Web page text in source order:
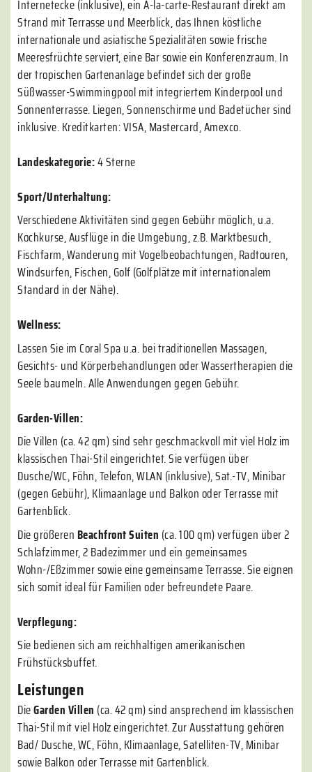
Internetecke (inklusive), ein A-la-carte-Restaurant direkt am
Strand mit Terrasse und Meerblick, das Ihnen köstliche
internationale und asiatische Spezialitäten sowie frische
Meeresfrüchte serviert, eine Bar sowie ein Konferenzraum. In
der tropischen Gartenanlage befindet sich der große
Süßwasser-Swimmingpool mit integriertem Kinderpool und
Sonnenterrasse. Liegen, Sonnenschirme und Badetücher sind
inklusive. Kreditkarten: VISA, Mastercard, Amexco.
Landeskategorie:4 Sterne
Sport/Unterhaltung:
Verschiedene Aktivitäten sind gegen Gebühr möglich, u.a.
Kochkurse, Ausflüge in die Umgebung, z.B. Marktbesuch,
Fischfarm, Wanderung mit Vogelbeobachtungen, Radtouren,
Windsurfen, Fischen, Golf (Golfplätze mit internationalem
Standard in der Nähe).
Wellness:
Lassen Sie im Coral Spa u.a. bei traditionellen Massagen,
Gesichts- und Körperbehandlungen oder Wassertherapien die
Seele baumeln. Alle Anwendungen gegen Gebühr.
Garden-Villen:
Die Villen (ca. 42 qm) sind sehr geschmackvoll mit viel Holz im
klassischen Thai-Stil eingerichtet. Sie verfügen über
Dusche/WC, Föhn, Telefon, WLAN (inklusive), Sat.-TV, Minibar
(gegen Gebühr), Klimaanlage und Balkon oder Terrasse mit
Gartenblick.
Die größerenBeachfront Suiten (ca. 100 qm) verfügen über 2
Schlafzimmer, 2 Badezimmer und ein gemeinsames
Wohn-/Eßzimmer sowie eine gemeinsame Terrasse. Sie eignen
sich somit ideal für Familien oder befreundete Paare.
Verpflegung:
Sie bedienen sich am reichhaltigen amerikanischen
Frühstücksbuffet.
Leistungen
DieGarden Villen (ca. 42 qm) sind ansprechend im klassischen
Thai-Stil mit viel Holz eingerichtet. Zur Ausstattung gehören
Bad/ Dusche, WC, Föhn, Klimaanlage, Satelliten-TV, Minibar
sowie Balkon oder Terrasse mit Gartenblick.